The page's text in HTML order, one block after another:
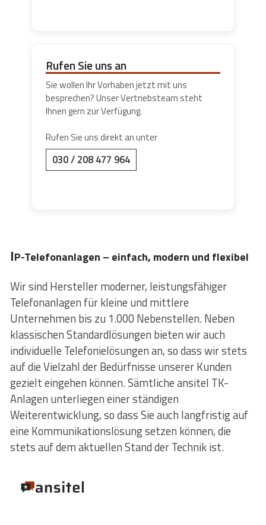
Rufen Sie uns an
Sie wollen Ihr Vorhaben jetzt mit uns
besprechen? Unser Vertriebsteam steht
Ihnen gern zur Verfügung.
Rufen Sie uns direkt an unter
030 / 208 477 964
IP-Telefonanlagen – einfach, modern und flexibel
Wir sind Hersteller moderner, leistungsfähiger
Telefonanlagen für kleine und mittlere
Unternehmen bis zu 1.000 Nebenstellen. Neben
klassischen Standardlösungen bieten wir auch
individuelle Telefonielösungen an, so dass wir stets
auf die Vielzahl der Bedürfnisse unserer Kunden
gezielt eingehen können. Sämtliche ansitel TK-
Anlagen unterliegen einer ständigen
Weiterentwicklung, so dass Sie auch langfristig auf
eine Kommunikationslösung setzen können, die
stets auf dem aktuellen Stand der Technik ist.